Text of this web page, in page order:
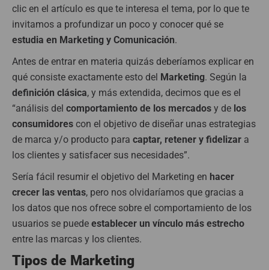
clic en el artículo es que te interesa el tema, por lo que te
invitamos a profundizar un poco y conocer qué se
estudia en Marketing y Comunicación.
Antes de entrar en materia quizás deberíamos explicar en
qué consiste exactamente esto del Marketing. Según la
definición clásica, y más extendida, decimos que es el
“análisis del comportamiento de los mercados y de los
consumidores con el objetivo de diseñar unas estrategias
de marca y/o producto para captar, retener y fidelizar a
los clientes y satisfacer sus necesidades”.
Sería fácil resumir el objetivo del Marketing en hacer
crecer las ventas, pero nos olvidaríamos que gracias a
los datos que nos ofrece sobre el comportamiento de los
usuarios se puede establecer un vínculo más estrecho
entre las marcas y los clientes.
Tipos de Marketing